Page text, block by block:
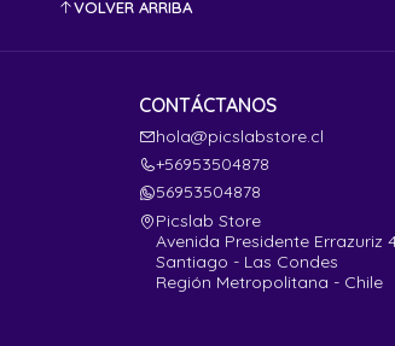
VOLVER ARRIBA
CONTÁCTANOS
hola@picslabstore.cl
+56953504878
56953504878
Picslab Store
Avenida Presidente Errazuriz
Santiago - Las Condes
Región Metropolitana - Chile